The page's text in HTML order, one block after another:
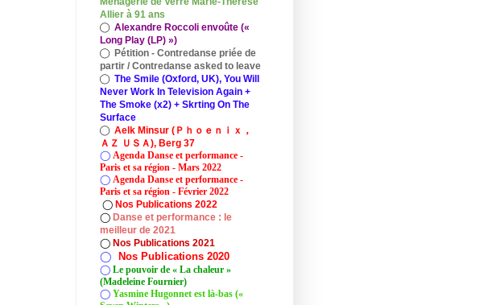
Allier à 91 ans
◯ Alexandre Roccoli envoûte («
Long Play (LP) »)
◯ Pétition - Contredanse priée de
partir / Contredanse asked to leave
◯ The Smile (Oxford, UK), You Will
Never Work In Television Again +
The Smoke (x2) + Skrting On The
Surface
◯ Aelk Minsur (Ｐｈｏｅｎｉｘ，
ＡＺ ＵＳＡ), Berg 37
◯ Agenda Danse et performance -
Paris et sa région - Mars 2022
◯ Agenda Danse et performance -
Paris et sa région - Février 2022
◯ Nos Publications 2022
◯ Danse et performance : le
meilleur de 2021
◯ Nos Publications 2021
◯ Nos Publications 2020
◯ Le pouvoir de « La chaleur »
(Madeleine Fournier)
◯ Yasmine Hugonnet est là-bas («